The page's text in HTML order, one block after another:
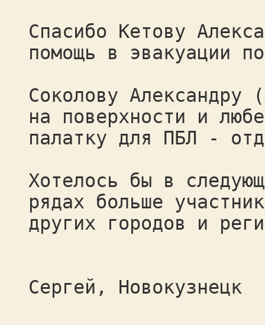
Спасибо Кетову
помощь в эвакуации
Соколову
на поверхности и
палатку для ПБЛ -
Хотелось бы в
рядах больше
других городов и
Сергей, Новокузнецк